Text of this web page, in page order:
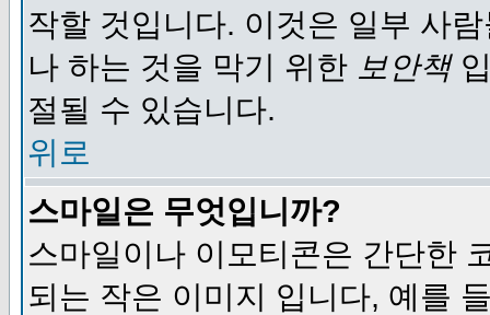
작할 것입니다. 이것은 일부 사
나 하는 것을 막기 위한 보안책
절될 수 있습니다.
위로
스마일은 무엇입니까?
스마일이나 이모티콘은 간단한
되는 작은 이미지 입니다, 예를